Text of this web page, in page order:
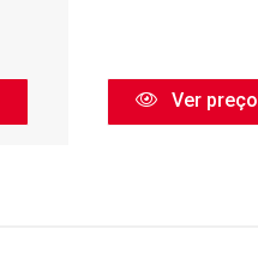
Ver preço